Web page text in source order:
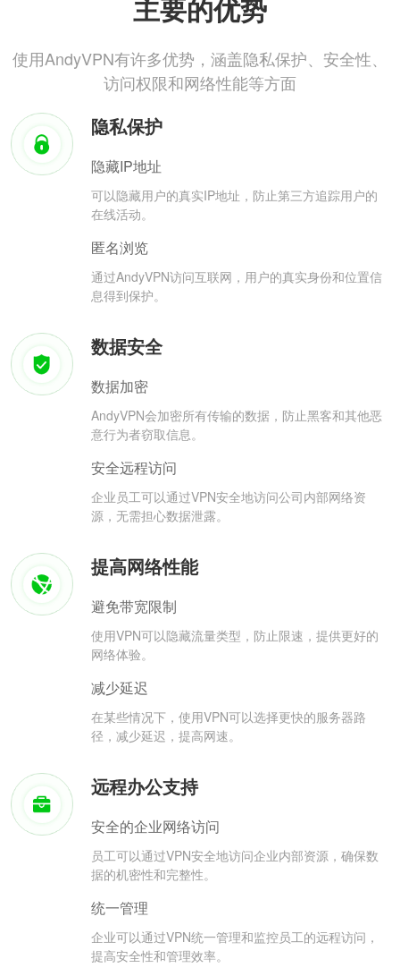
主要的优势
使用AndyVPN有许多优势，涵盖隐私保护、安全性、
访问权限和网络性能等方面
隐私保护
隐藏IP地址
可以隐藏用户的真实IP地址，防止第三方追踪用户的
在线活动。
匿名浏览
通过AndyVPN访问互联网，用户的真实身份和位置信
息得到保护。
数据安全
数据加密
AndyVPN会加密所有传输的数据，防止黑客和其他恶
意行为者窃取信息。
安全远程访问
企业员工可以通过VPN安全地访问公司内部网络资
源，无需担心数据泄露。
提高网络性能
避免带宽限制
使用VPN可以隐藏流量类型，防止限速，提供更好的
网络体验。
减少延迟
在某些情况下，使用VPN可以选择更快的服务器路
径，减少延迟，提高网速。
远程办公支持
安全的企业网络访问
员工可以通过VPN安全地访问企业内部资源，确保数
据的机密性和完整性。
统一管理
企业可以通过VPN统一管理和监控员工的远程访问，
提高安全性和管理效率。